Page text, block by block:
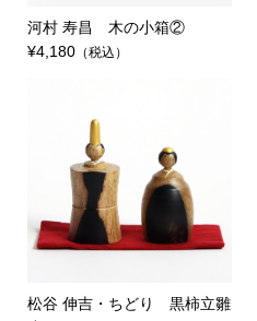
河村 寿昌 木の小箱②
¥4,180（税込）
松谷 伸吉・ちどり 黒柿立雛